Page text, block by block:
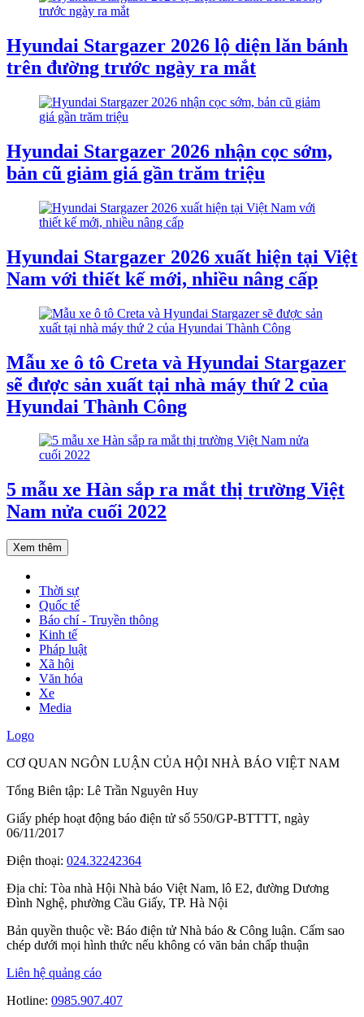
Hyundai Stargazer 2026 lộ diện lăn bánh
trên đường trước ngày ra mắt
Hyundai Stargazer 2026 nhận cọc sớm,
bản cũ giảm giá gần trăm triệu
Hyundai Stargazer 2026 xuất hiện tại Việt
Nam với thiết kế mới, nhiều nâng cấp
Mẫu xe ô tô Creta và Hyundai Stargazer
sẽ được sản xuất tại nhà máy thứ 2 của
Hyundai Thành Công
5 mẫu xe Hàn sắp ra mắt thị trường Việt
Nam nửa cuối 2022
Xem thêm
Thời sự
Quốc tế
Báo chí - Truyền thông
Kinh tế
Pháp luật
Xã hội
Văn hóa
Xe
Media
Logo
CƠ QUAN NGÔN LUẬN CỦA HỘI NHÀ BÁO VIỆT NAM
Tổng Biên tập: Lê Trần Nguyên Huy
Giấy phép hoạt động báo điện tử số 550/GP-BTTTT, ngày
06/11/2017
Điện thoại: 024.32242364
Địa chỉ: Tòa nhà Hội Nhà báo Việt Nam, lô E2, đường Dương
Đình Nghệ, phường Cầu Giấy, TP. Hà Nội
Bản quyền thuộc về: Báo điện tử Nhà báo & Công luận. Cấm sao
chép dưới mọi hình thức nếu không có văn bản chấp thuận
Liên hệ quảng cáo
Hotline: 0985.907.407